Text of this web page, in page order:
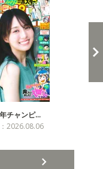
チャンピ…
2026.08.06